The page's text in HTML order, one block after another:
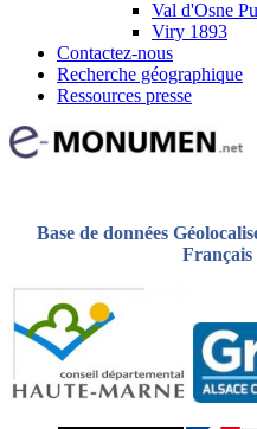
Val d'Osne
Viry 1893
Contactez-nous
Recherche géographique
Ressources presse
Base de données